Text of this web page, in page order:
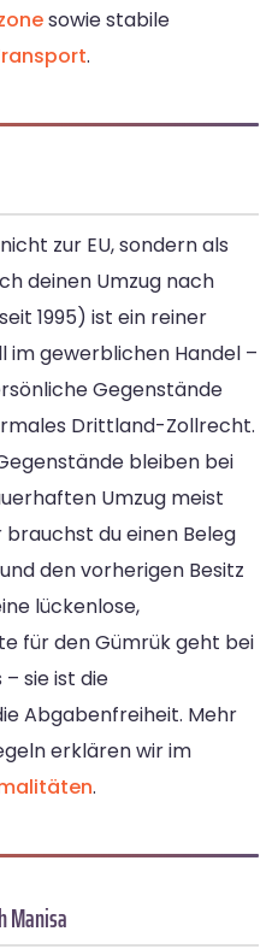
sowie stabile
.
nicht zur EU, sondern als
deinen Umzug nach
1995) ist ein reiner
gewerblichen Handel –
Gegenstände
Drittland-Zollrecht.
bleiben bei
Umzug meist
du einen Beleg
den vorherigen Besitz
lückenlose,
für den Gümrük geht bei
sie ist die
Abgabenfreiheit. Mehr
erklären wir im
.
Manisa